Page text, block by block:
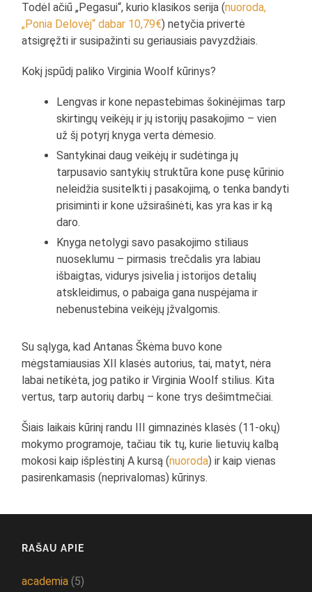
Todėl ačiū „Pegasui“, kurio klasikos serija (nuoroda,
„Ponia Delovėj“ dabar 10,79€) netyčia privertė
atsigręžti ir susipažinti su geriausiais pavyzdžiais.
Kokį įspūdį paliko Virginia Woolf kūrinys?
Lengvas ir kone nepastebimas šokinėjimas tarp
skirtingų veikėjų ir jų istorijų pasakojimo – vien
už šį potyrį knyga verta dėmesio.
Santykinai daug veikėjų ir sudėtinga jų
tarpusavio santykių struktūra kone pusę kūrinio
neleidžia susitelkti į pasakojimą, o tenka bandyti
prisiminti ir kone užsirašinėti, kas yra kas ir ką
daro.
Knyga netolygi savo pasakojimo stiliaus
nuoseklumu – pirmasis trečdalis yra labiau
išbaigtas, vidurys įsivelia į istorijos detalių
atskleidimus, o pabaiga gana nuspėjama ir
nebenustebina veikėjų įžvalgomis.
Su sąlyga, kad Antanas Škėma buvo kone
mėgstamiausias XII klasės autorius, tai, matyt, nėra
labai netikėta, jog patiko ir Virginia Woolf stilius. Kita
vertus, tarp autorių darbų – kone trys dešimtmečiai.
Šiais laikais kūrinį randu III gimnazinės klasės (11-okų)
mokymo programoje, tačiau tik tų, kurie lietuvių kalbą
mokosi kaip išplėstinį A kursą (nuoroda) ir kaip vienas
pasirenkamasis (neprivalomas) kūrinys.
RAŠAU APIE
academia (5)